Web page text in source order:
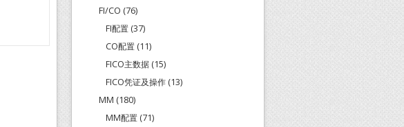
FI/CO (76)
FI配置 (37)
CO配置 (11)
FICO主数据 (15)
FICO凭证及操作 (13)
MM (180)
MM配置 (71)